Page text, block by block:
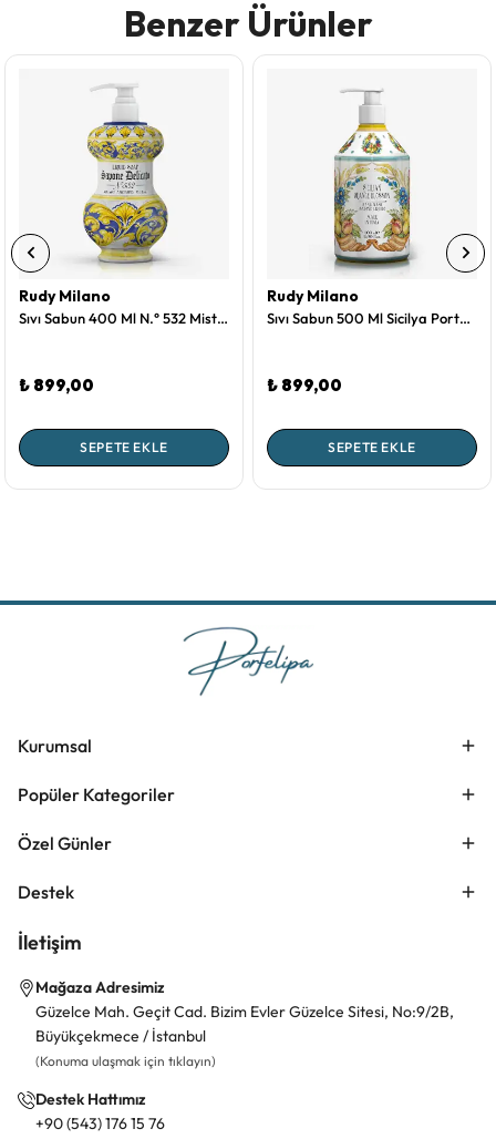
Benzer Ürünler
Rudy Milano
Sıvı Sabun 400 Ml N.° 532 Mistik Collection by Rudy Milano
₺ 899,00
SEPETE EKLE
Rudy Milano
Sıvı Sabun 500 Ml Sicilya Portakal Çiçeği Collection by Rudy Milano
₺ 899,00
SEPETE EKLE
Kurumsal
Popüler Kategoriler
Özel Günler
Destek
İletişim
Mağaza Adresimiz
Güzelce Mah. Geçit Cad. Bizim Evler Güzelce Sitesi, No:9/2B,
Büyükçekmece / İstanbul
(Konuma ulaşmak için tıklayın)
Destek Hattımız
+90 (543) 176 15 76